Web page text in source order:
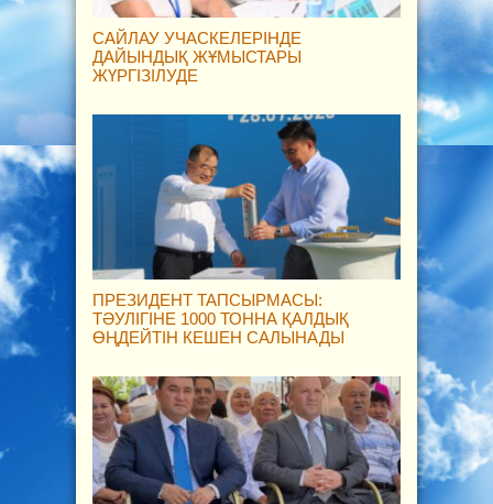
САЙЛАУ УЧАСКЕЛЕРІНДЕ
ДАЙЫНДЫҚ ЖҰМЫСТАРЫ
ЖҮРГІЗІЛУДЕ
ПРЕЗИДЕНТ ТАПСЫРМАСЫ:
ТӘУЛІГІНЕ 1000 ТОННА ҚАЛДЫҚ
ӨҢДЕЙТІН КЕШЕН САЛЫНАДЫ